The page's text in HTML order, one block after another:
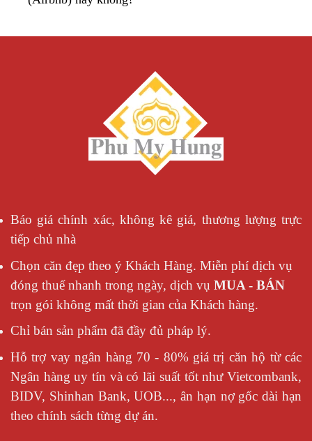
Báo giá chính xác, không kê giá, thương lượng trực
tiếp chủ nhà
Chọn căn đẹp theo ý Khách Hàng. Miễn phí dịch vụ
đóng thuế nhanh trong ngày, dịch vụ MUA - BÁN
trọn gói không mất thời gian của Khách hàng.
Chỉ bán sản phẩm đã đầy đủ pháp lý.
Hỗ trợ vay ngân hàng 70 - 80% giá trị căn hộ từ các
Ngân hàng uy tín và có lãi suất tốt như Vietcombank,
BIDV, Shinhan Bank, UOB..., ân hạn nợ gốc dài hạn
theo chính sách từng dự án.